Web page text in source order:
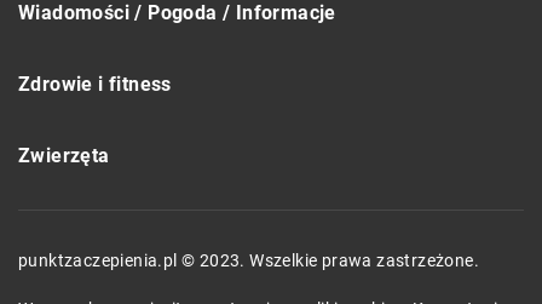
Wiadomości / Pogoda / Informacje
Zdrowie i fitness
Zwierzęta
punktzaczepienia.pl © 2023. Wszelkie prawa zastrzeżone.